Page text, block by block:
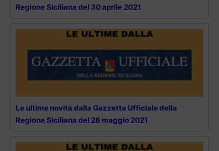
Regione Siciliana del 30 aprile 2021
Le ultime novità dalla Gazzetta Ufficiale della
Regione Siciliana del 28 maggio 2021